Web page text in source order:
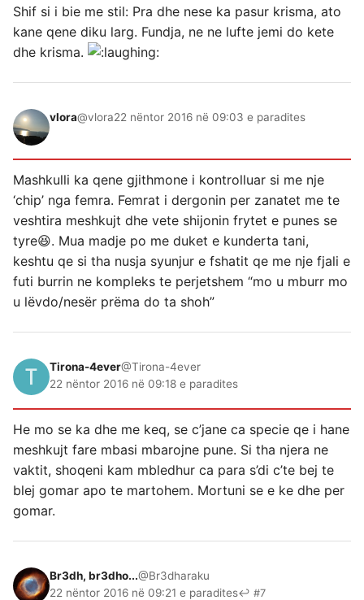
Shif si i bie me stil: Pra dhe nese ka pasur krisma, ato
kane qene diku larg. Fundja, ne ne lufte jemi do kete
dhe krisma.
vlora@vlora22 nëntor 2016 në 09:03 e paradites
Mashkulli ka qene gjithmone i kontrolluar si me nje
‘chip’ nga femra. Femrat i dergonin per zanatet me te
veshtira meshkujt dhe vete shijonin frytet e punes se
tyre😆. Mua madje po me duket e kunderta tani,
keshtu qe si tha nusja syunjur e fshatit qe me nje fjali e
futi burrin ne kompleks te perjetshem “mo u mburr mo
u lëvdo/nesër prëma do ta shoh”
Tirona-4ever@Tirona-4ever
22 nëntor 2016 në 09:18 e paradites
He mo se ka dhe me keq, se c’jane ca specie qe i hane
meshkujt fare mbasi mbarojne pune. Si tha njera ne
vaktit, shoqeni kam mbledhur ca para s’di c’te bej te
blej gomar apo te martohem. Mortuni se e ke dhe per
gomar.
Br3dh, br3dho...@Br3dharaku
22 nëntor 2016 në 09:21 e paradites↩ #7